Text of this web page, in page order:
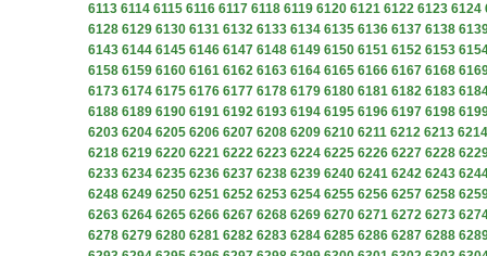
6113 6114 6115 6116 6117 6118 6119 6120 6121 6122 6123 6124
6128 6129 6130 6131 6132 6133 6134 6135 6136 6137 6138
6143 6144 6145 6146 6147 6148 6149 6150 6151 6152 6153
6158 6159 6160 6161 6162 6163 6164 6165 6166 6167 6168
6173 6174 6175 6176 6177 6178 6179 6180 6181 6182 6183
6188 6189 6190 6191 6192 6193 6194 6195 6196 6197 6198
6203 6204 6205 6206 6207 6208 6209 6210 6211 6212 6213 6214
6218 6219 6220 6221 6222 6223 6224 6225 6226 6227 6228
6233 6234 6235 6236 6237 6238 6239 6240 6241 6242 6243
6248 6249 6250 6251 6252 6253 6254 6255 6256 6257 6258
6263 6264 6265 6266 6267 6268 6269 6270 6271 6272 6273
6278 6279 6280 6281 6282 6283 6284 6285 6286 6287 6288